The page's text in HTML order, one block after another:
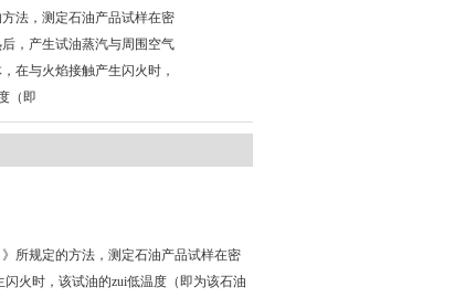
法，测定石油产品试样在密
，产生试油蒸汽与周围空气
在与火焰接触产生闪火时，
（即
所规定的方法，测定石油产品试样在密
火时，该试油的zui低温度（即为该石油